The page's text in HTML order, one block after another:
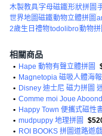
木製教具字母磁鐵形狀拼圖
世界地圖磁鐵動物立體拼圖
2歲生日禮物todolibro動物拼
相關商品
• Hape 動物有聲立體拼圖
• Magnetopia 磁吸人體海
•
• Comme moi Joue
• Happy Town 便攜式磁性
• mudpuppy 地理拼圖
• ROI BOOKS 拼圖道路遊